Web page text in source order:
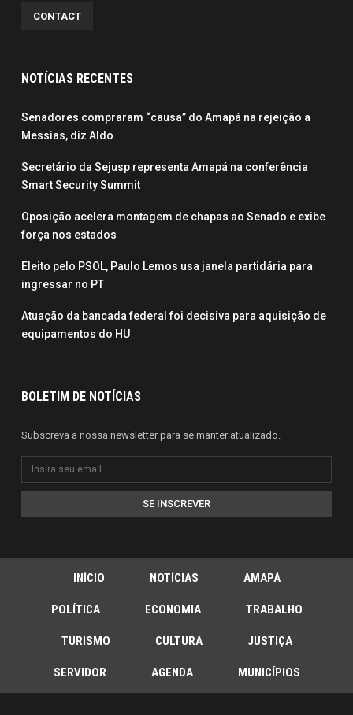
CONTACT
NOTÍCIAS RECENTES
Senadores compraram “causa” do Amapá na rejeição a
Messias, diz Aldo
Secretário da Sejusp representa Amapá na conferência
Smart Security Summit
Oposição acelera montagem de chapas ao Senado e exibe
força nos estados
Eleito pelo PSOL, Paulo Lemos usa janela partidária para
ingressar no PT
Atuação da bancada federal foi decisiva para aquisição de
equipamentos do HU
BOLETIM DE NOTÍCIAS
Subscreva a nossa newsletter para se manter atualizado.
SE INSCREVER
INÍCIO NOTÍCIAS AMAPÁ
POLÍTICA ECONOMIA TRABALHO
TURISMO CULTURA JUSTIÇA
SERVIDOR AGENDA MUNICÍPIOS